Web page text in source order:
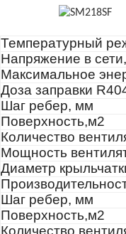
Температурный
Напряжение в
Maксимальное
Доза заправки
Шаг ребер, мм
Поверхность,м2
Количество
Мощность
Диаметр
Шаг ребер, мм
Поверхность,м2
Количество